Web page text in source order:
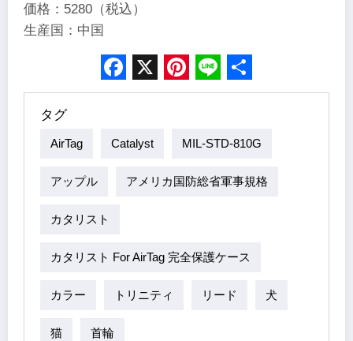
価格：5280（税込）
生産国：中国
Facebook
X Pinterest
LineShare
タグ
AirTag Catalyst MIL-STD-810G
アップル アメリカ国防総省軍事規格
カタリスト
カタリスト For AirTag 完全保護ケース
カラー トリニティ リード 犬
猫 首輪